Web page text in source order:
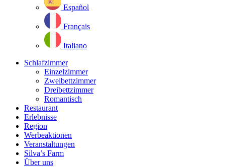
Español
Français
Italiano
Schlafzimmer
Einzelzimmer
Zweibettzimmer
Dreibettzimmer
Romantisch
Restaurant
Erlebnisse
Region
Werbeaktionen
Veranstaltungen
Silva’s Farm
Über uns